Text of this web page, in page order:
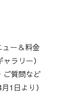
ュー＆料金
ラリー）
ご質問など
1日より）